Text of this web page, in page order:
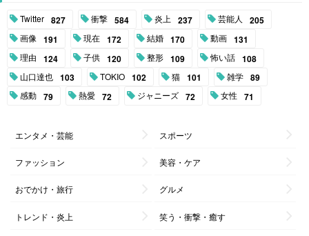
Twitter 827 衝撃 584 炎上 237 芸能人 205
画像 191 現在 172 結婚 170 動画 131
理由 124 子供 120 整形 109 怖い話 108
山口達也 103 TOKIO 102 猫 101 雑学 89
感動 79 熱愛 72 ジャニーズ 72 女性 71
エンタメ・芸能 スポーツ
ファッション 美容・ケア
おでかけ・旅行 グルメ
トレンド・炎上 笑う・衝撃・癒す